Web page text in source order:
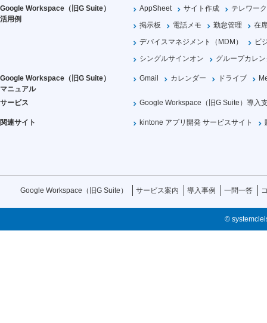
Google Workspace（旧G Suite）
活用例
AppSheet サイト作成
テレワーク
掲示板
電話メモ 勤怠管理
在
デバイスマネジメント（MDM）
ビ
シングルサインオン
グループカレ
Google Workspace（旧G Suite）
マニュアル
Gmail カレンダー ドライブ
サービス Google Workspace（旧G Suite）導入
関連サイト kintone アプリ開発 サービスサイト
Google Workspace（旧G Suite） サービス案内 導入事例 一問一答
©